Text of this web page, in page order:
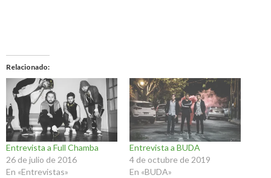
Relacionado
Entrevista a Full Chamba
26 de julio de 2016
En «Entrevistas»
Entrevista a BUDA
4 de octubre de 2019
En «BUDA»